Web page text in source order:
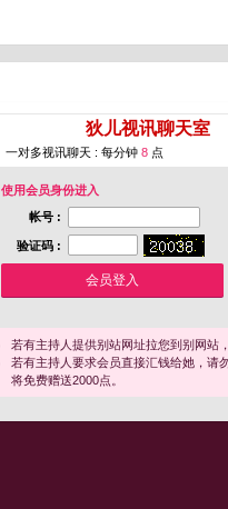
狄儿视讯聊天室
一对多视讯聊天 : 每分钟 8 点
使用会员身份进入
帐号 :
验证码 :
若有主持人提供别站网址拉您到别网站
若有主持人要求会员直接汇钱给她，请
将免费赠送2000点。